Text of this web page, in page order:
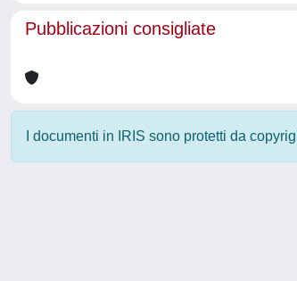
Pubblicazioni consigliate
I documenti in IRIS sono protetti da